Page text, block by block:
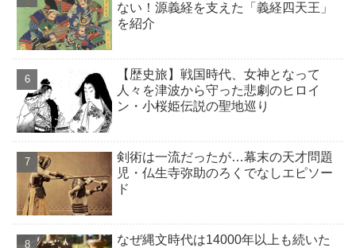
ない！源義経を支えた「義経四天王」
を紹介
【歴史旅】戦国時代、女神となって
人々を津波から守った悲劇のヒロイ
ン・小桜姫伝説の聖地巡り
剣術は一流だったが…幕末の天才問題
児・仏生寺弥助のろくでなしエピソー
ド
なぜ縄文時代は14000年以上も続いた